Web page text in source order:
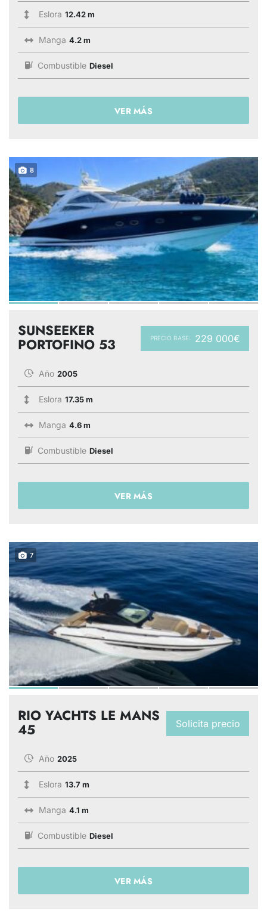
Eslora 12.42 m
Manga 4.2 m
Combustible Diesel
VER MÁS
8
PRECIO BASE: 229 000€
SUNSEEKER
PORTOFINO 53
Año 2005
Eslora 17.35 m
Manga 4.6 m
Combustible Diesel
VER MÁS
7
Solicita precio
RIO YACHTS LE MANS
45
Año 2025
Eslora 13.7 m
Manga 4.1 m
Combustible Diesel
VER MÁS